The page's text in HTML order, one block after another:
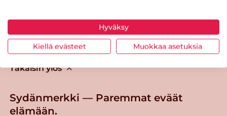
Tästä merkistä tunnistat
Sydänmerkki-tuotteen
Takaisin ylös
Sydänmerkki — Paremmat eväät
elämään.
Hyväksy
Kiellä evästeet Muokkaa asetuksia